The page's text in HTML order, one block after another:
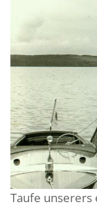
Taufe